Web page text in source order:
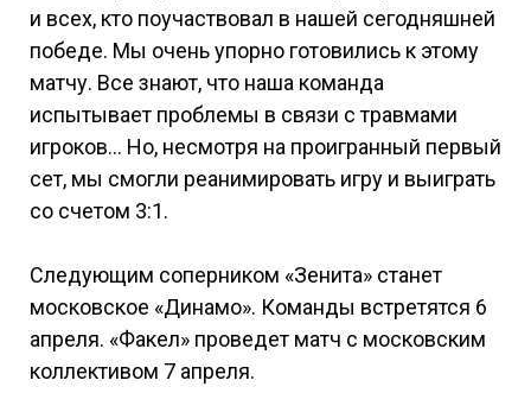
и всех, кто поучаствовал в нашей сегодняшней
победе. Мы очень упорно готовились к этому
матчу. Все знают, что наша команда
испытывает проблемы в связи с травмами
игроков… Но, несмотря на проигранный первый
сет, мы смогли реанимировать игру и выиграть
со счетом 3:1.
Следующим соперником «Зенита» станет
московское «Динамо». Команды встретятся 6
апреля. «Факел» проведет матч с московским
коллективом 7 апреля.